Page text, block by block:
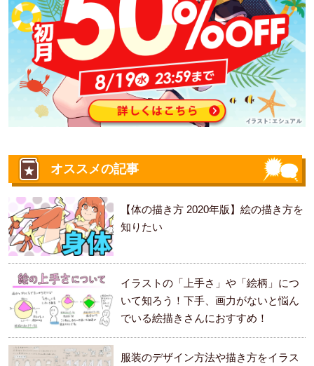
オススメの記事
【体の描き方 2020年版】絵の描き方を
知りたい
イラストの「上手さ」や「絵柄」につ
いて知ろう！下手、画力がないと悩ん
でいる絵描きさんにおすすめ！
服装のデザイン方法や描き方をイラス